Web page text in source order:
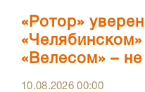
«Ротор»
«Велесом» –
10.08.202600:00